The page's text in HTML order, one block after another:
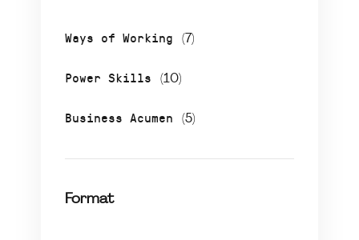
Ways of Working (7)
Power Skills (10)
Business Acumen (5)
Format